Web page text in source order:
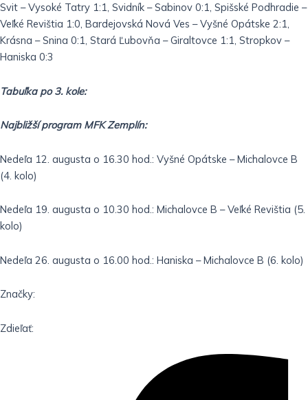
Svit – Vysoké Tatry 1:1, Svidník – Sabinov 0:1, Spišské Podhradie –
Veľké Revištia 1:0, Bardejovská Nová Ves – Vyšné Opátske 2:1,
Krásna – Snina 0:1, Stará Ľubovňa – Giraltovce 1:1, Stropkov –
Haniska 0:3
Tabuľka po 3. kole:
Najbližší program MFK Zemplín:
Nedeľa 12. augusta o 16.30 hod.: Vyšné Opátske – Michalovce B
(4. kolo)
Nedeľa 19. augusta o 10.30 hod.: Michalovce B – Veľké Revištia (5.
kolo)
Nedeľa 26. augusta o 16.00 hod.: Haniska – Michalovce B (6. kolo)
Značky:
Zdieľať: